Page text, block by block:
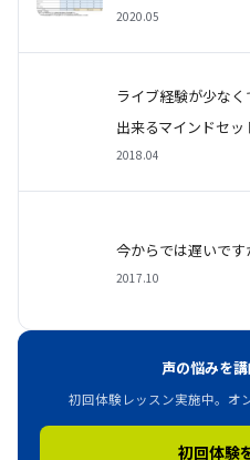
2020.05
ライブ経験が少な
出来るマインドセッ
2018.04
今からでは遅いです
2017.10
声の悩みを
初回体験レッスン実施中。オ
初回体験